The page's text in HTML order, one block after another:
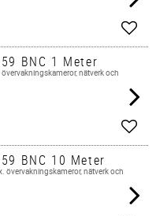
Add
BNC 1 Meter
nätverk och
Add
BNC 10 Meter
övervakningskameror, nätverk och